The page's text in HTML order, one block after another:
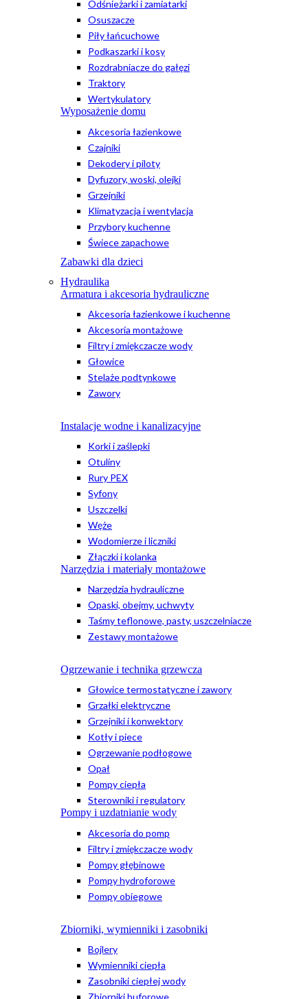
Odśnieżarki i zamiatarki
Osuszacze
Piły łańcuchowe
Podkaszarki i kosy
Rozdrabniacze do gałęzi
Traktory
Wertykulatory
Wyposażenie domu
Akcesoria łazienkowe
Czajniki
Dekodery i piloty
Dyfuzory, woski, olejki
Grzejniki
Klimatyzacja i wentylacja
Przybory kuchenne
Świece zapachowe
Zabawki dla dzieci
Hydraulika
Armatura i akcesoria hydrauliczne
Akcesoria łazienkowe i kuchenne
Akcesoria montażowe
Filtry i zmiękczacze wody
Głowice
Stelaże podtynkowe
Zawory
Instalacje wodne i kanalizacyjne
Korki i zaślepki
Otuliny
Rury PEX
Syfony
Uszczelki
Węże
Wodomierze i liczniki
Złączki i kolanka
Narzędzia i materiały montażowe
Narzędzia hydrauliczne
Opaski, obejmy, uchwyty
Taśmy teflonowe, pasty, uszczelniacze
Zestawy montażowe
Ogrzewanie i technika grzewcza
Głowice termostatyczne i zawory
Grzałki elektryczne
Grzejniki i konwektory
Kotły i piece
Ogrzewanie podłogowe
Opał
Pompy ciepła
Sterowniki i regulatory
Pompy i uzdatnianie wody
Akcesoria do pomp
Filtry i zmiękczacze wody
Pompy głębinowe
Pompy hydroforowe
Pompy obiegowe
Zbiorniki, wymienniki i zasobniki
Bojlery
Wymienniki ciepła
Zasobniki ciepłej wody
Zbiorniki buforowe